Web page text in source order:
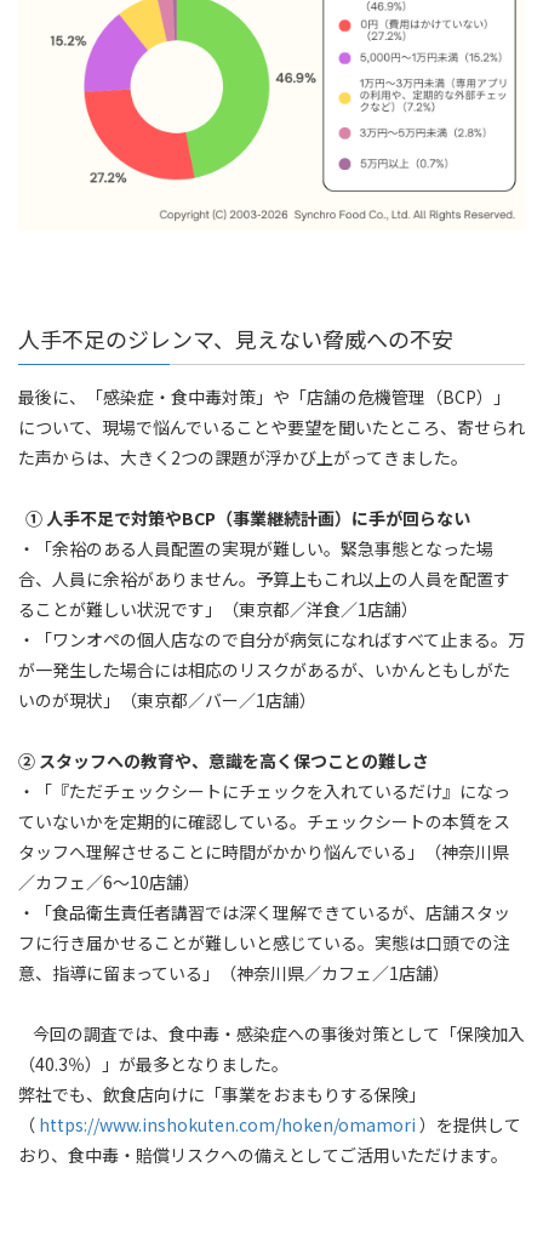
人手不足のジレンマ、見えない脅威への不安
最後に、「感染症・食中毒対策」や「店舗の危機管理（BCP）」
について、現場で悩んでいることや要望を聞いたところ、寄せられ
た声からは、大きく2つの課題が浮かび上がってきました。
① 人手不足で対策やBCP（事業継続計画）に手が回らない
・「余裕のある人員配置の実現が難しい。緊急事態となった場
合、人員に余裕がありません。予算上もこれ以上の人員を配置す
ることが難しい状況です」（東京都／洋食／1店舗）
・「ワンオペの個人店なので自分が病気になればすべて止まる。万
が一発生した場合には相応のリスクがあるが、いかんともしがた
いのが現状」（東京都／バー／1店舗）
② スタッフへの教育や、意識を高く保つことの難しさ
・「『ただチェックシートにチェックを入れているだけ』になっ
ていないかを定期的に確認している。チェックシートの本質をス
タッフへ理解させることに時間がかかり悩んでいる」（神奈川県
／カフェ／6～10店舗）
・「食品衛生責任者講習では深く理解できているが、店舗スタッ
フに行き届かせることが難しいと感じている。実態は口頭での注
意、指導に留まっている」（神奈川県／カフェ／1店舗）
今回の調査では、食中毒・感染症への事後対策として「保険加入
（40.3％）」が最多となりました。
弊社でも、飲食店向けに「事業をおまもりする保険」
（ https://www.inshokuten.com/hoken/omamori ）を提供して
おり、食中毒・賠償リスクへの備えとしてご活用いただけます。